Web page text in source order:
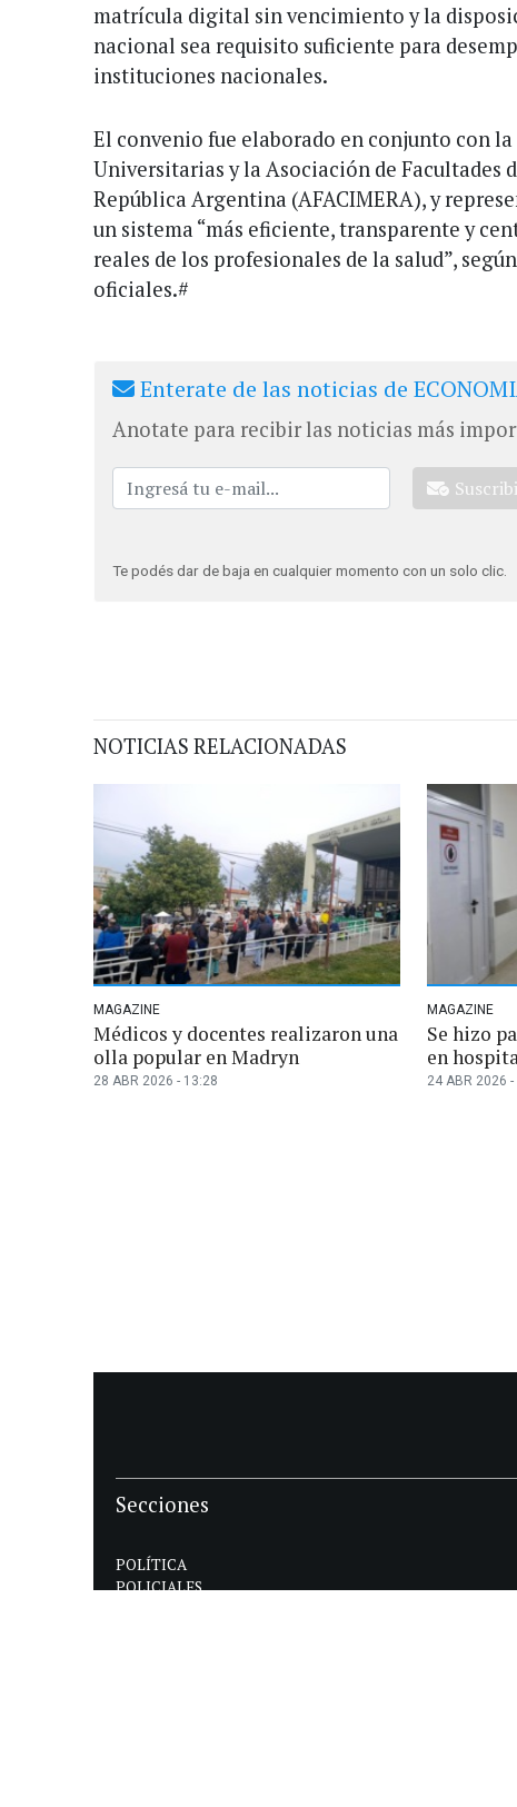
matrícula digital sin vencimiento y la
nacional sea requisito suficiente para
instituciones nacionales.
El convenio fue elaborado en conjunto con
Universitarias y la Asociación de Facultades
República Argentina (AFACIMERA), y
un sistema “más eficiente, transparente y
reales de los profesionales de la salud”,
oficiales.#
Enterate de las noticias de
Anotate para recibir las noticias más
Te podés dar de baja en cualquier momento con un solo clic.
NOTICIAS RELACIONADAS
MAGAZINE
Médicos y docentes realizaron una
olla popular en Madryn
28 ABR 2026 - 13:28
MAGAZINE
Se hizo
en
24 ABR 2026 -
Secciones
POLÍTICA
POLICIALES